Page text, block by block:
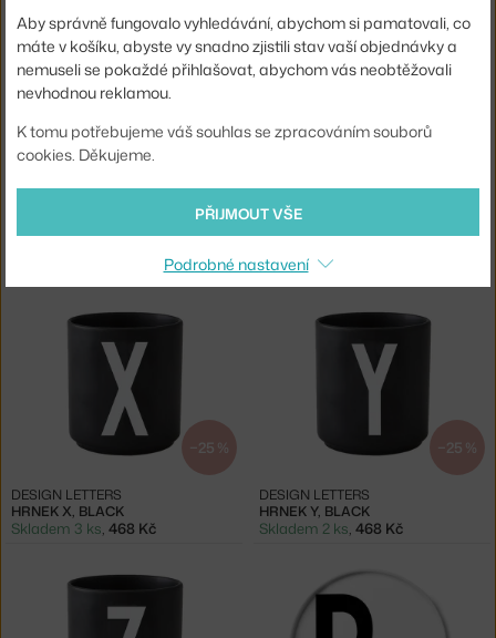
−25 %
DESIGN LETTERS
−25 %
DESIGN LETTERS
Skladem 1 ks
−25 %
HRNEK X, BLACK
DESIGN LETTERS
Skladem 3 ks, 468 Kč
−25 %
HRNEK Y, BLACK
DESIGN LETTERS
Skladem 2 ks, 468 Kč
Aby správně fungovalo vyhledávání, abychom si pamatovali, co
máte v košíku, abyste vy snadno zjistili stav vaší objednávky a
nemuseli se pokaždé přihlašovat, abychom vás neobtěžovali
nevhodnou reklamou.
K tomu potřebujeme váš souhlas se zpracováním souborů
cookies. Děkujeme.
PŘIJMOUT VŠE
Podrobné nastavení